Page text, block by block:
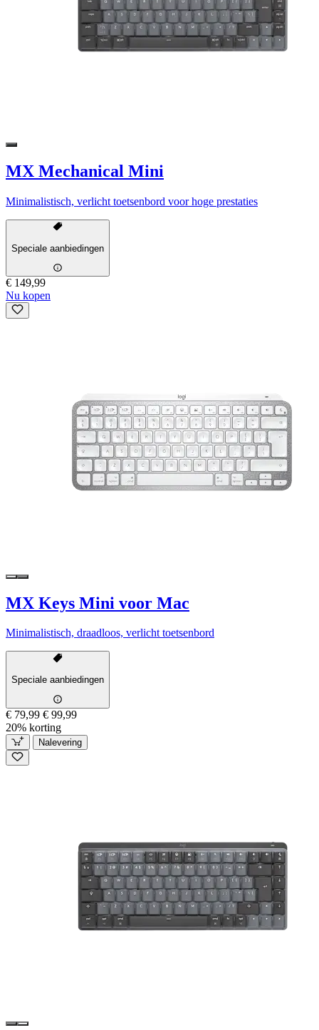
MX Mechanical Mini
Minimalistisch, verlicht toetsenbord voor hoge prestaties
Speciale aanbiedingen
€ 149,99
Nu kopen
MX Keys Mini voor Mac
Minimalistisch, draadloos, verlicht toetsenbord
Speciale aanbiedingen
€ 79,99 € 99,99
20% korting
Nalevering